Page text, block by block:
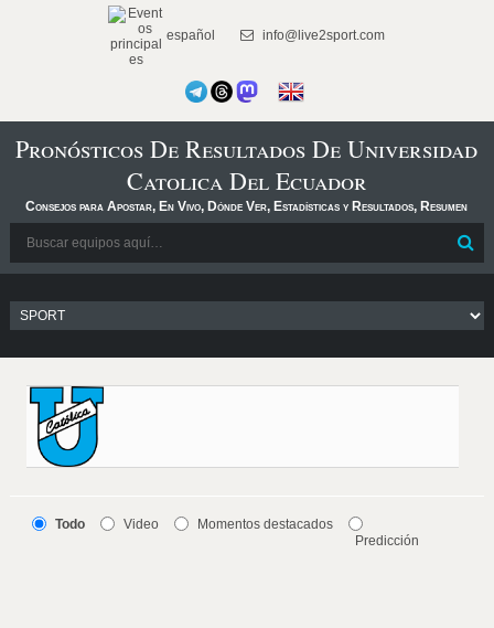
español info@live2sport.com
Pronósticos De Resultados De Universidad
Catolica Del Ecuador
Consejos para Apostar, En Vivo, Dónde Ver, Estadísticas y Resultados, Resumen
Todo Video
Momentos destacados
Predicción